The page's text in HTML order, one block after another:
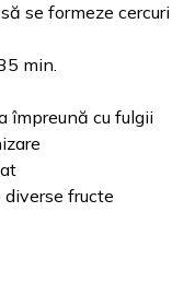
se formeze cercuri
min.
împreună cu fulgii
fructe